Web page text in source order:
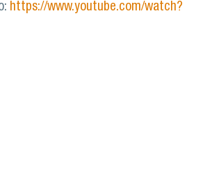
https://www.youtube.com/watch?